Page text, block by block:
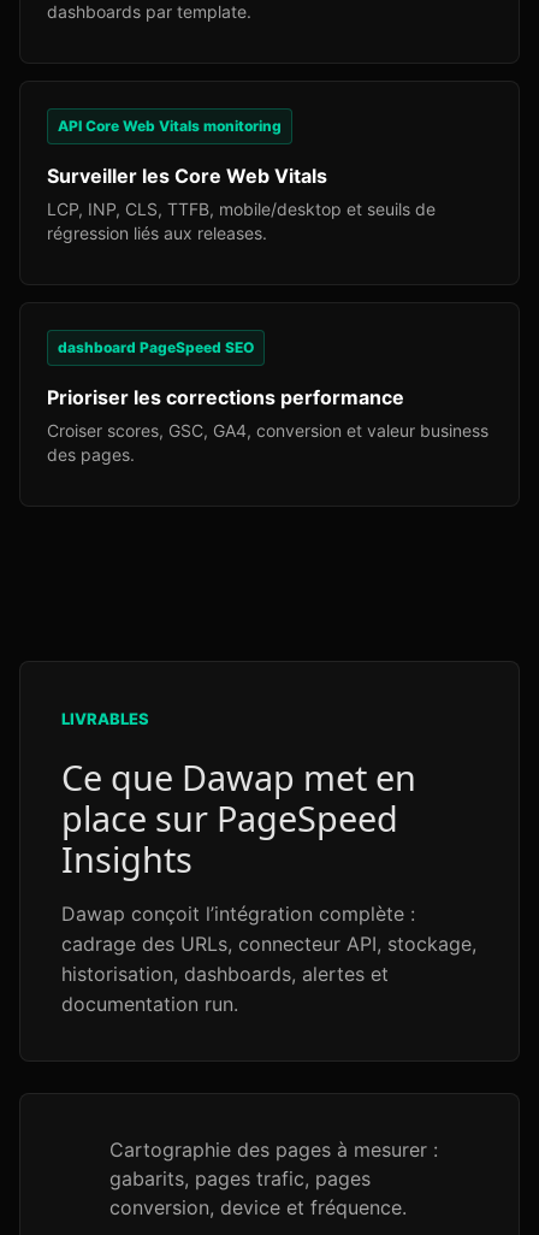
dashboards par template.
API Core Web Vitals monitoring
Surveiller les Core Web Vitals
LCP, INP, CLS, TTFB, mobile/desktop et seuils de
régression liés aux releases.
dashboard PageSpeed SEO
Prioriser les corrections performance
Croiser scores, GSC, GA4, conversion et valeur business
des pages.
LIVRABLES
Ce que Dawap met en
place sur PageSpeed
Insights
Dawap conçoit l’intégration complète :
cadrage des URLs, connecteur API, stockage,
historisation, dashboards, alertes et
documentation run.
Cartographie des pages à mesurer :
gabarits, pages trafic, pages
conversion, device et fréquence.